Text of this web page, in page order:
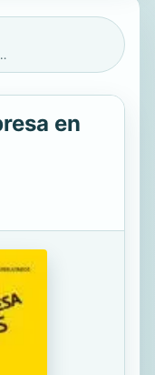
en #4Pasos
en